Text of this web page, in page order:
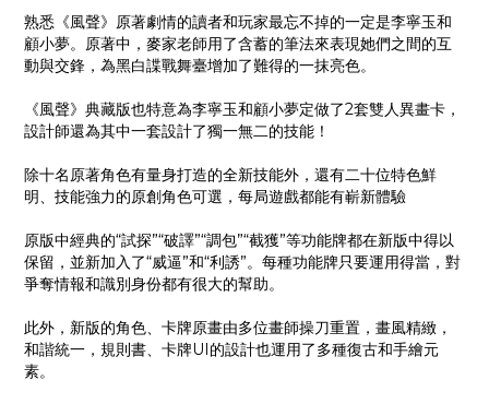
熟悉《風聲》原著劇情的讀者和玩家最忘不掉的一定是李寧玉和
顧小夢。原著中，麥家老師用了含蓄的筆法來表現她們之間的互
動與交鋒，為黑白諜戰舞臺增加了難得的一抹亮色。
《風聲》典藏版也特意為李寧玉和顧小夢定做了2套雙人異畫卡，
設計師還為其中一套設計了獨一無二的技能！
除十名原著角色有量身打造的全新技能外，還有二十位特色鮮
明、技能強力的原創角色可選，每局遊戲都能有嶄新體驗
原版中經典的“試探”“破譯”“調包”“截獲”等功能牌都在新版中得以
保留，並新加入了“威逼”和“利誘”。每種功能牌只要運用得當，對
爭奪情報和識別身份都有很大的幫助。
此外，新版的角色、卡牌原畫由多位畫師操刀重置，畫風精緻，
和諧統一，規則書、卡牌UI的設計也運用了多種復古和手繪元
素。